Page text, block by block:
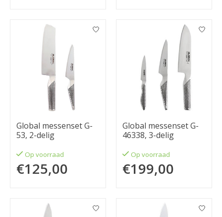
Global messenset G-
53, 2-delig
Op voorraad
€125,00
Global messenset G-
46338, 3-delig
Op voorraad
€199,00